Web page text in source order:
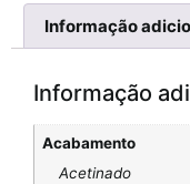
Informação
Informação
Acabamento
Acetinado